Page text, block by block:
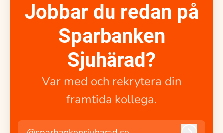
Jobbar du redan på
Sparbanken
Sjuhärad?
Var med och rekrytera din
framtida kollega.